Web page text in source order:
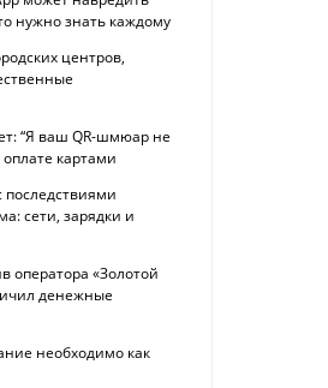
нужно знать каждому
центров,
“Я ваш QR-шмюар не
картами
последствиями
сети, зарядки и
оператора «Золотой
денежные
необходимо как